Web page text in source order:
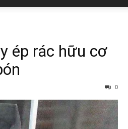
ép rác hữu cơ
0